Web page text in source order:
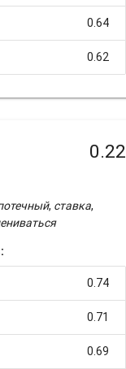
0.64
0.62
0.22
, ставка,
0.74
0.71
0.69